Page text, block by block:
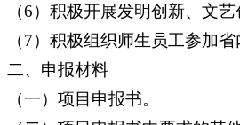
（6）积极开展发明创新、文
（7）积极组织师生员工参加
二、申报材料
（一）项目申报书。